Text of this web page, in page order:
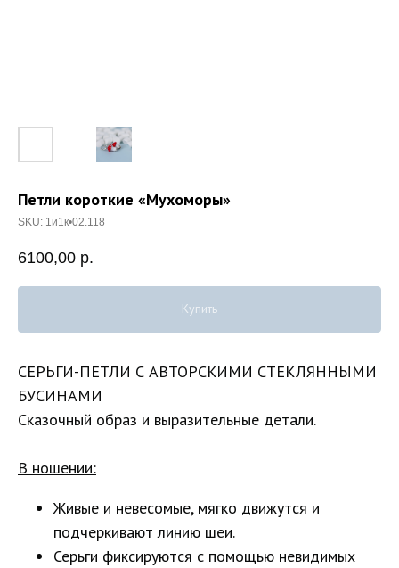
Петли короткие «Мухоморы»
SKU: 1и1к•02.118
6100,00 р.
Купить
СЕРЬГИ-ПЕТЛИ С АВТОРСКИМИ СТЕКЛЯННЫМИ
БУСИНАМИ
Сказочный образ и выразительные детали.
В ношении:
Живые и невесомые, мягко движутся и
подчеркивают линию шеи.
Серьги фиксируются с помощью невидимых